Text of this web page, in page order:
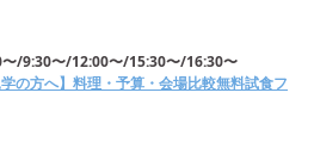
/9:30〜/12:00〜/15:30〜/16:30〜
学の方へ】料理・予算・会場比較無料試食フ